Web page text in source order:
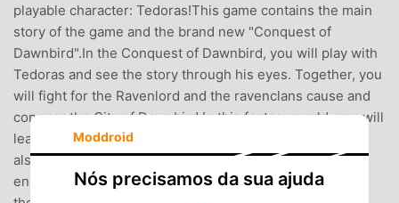
playable character: Tedoras!This game contains the main
story of the game and the brand new "Conquest of
Dawnbird".In the Conquest of Dawnbird, you will play with
Tedoras and see the story through his eyes. Together, you
will fight for the Ravenlord and the ravenclans cause and
conquer the City of Dawnbird.In this fantasy world, you will
lead your forces to conquer the City of Dawnbird. You'll
also fight against orcs, trolls, wizards and many various
enemies. Throughout the journey, you must go through
Moddroid
Nós precisamos da sua ajuda